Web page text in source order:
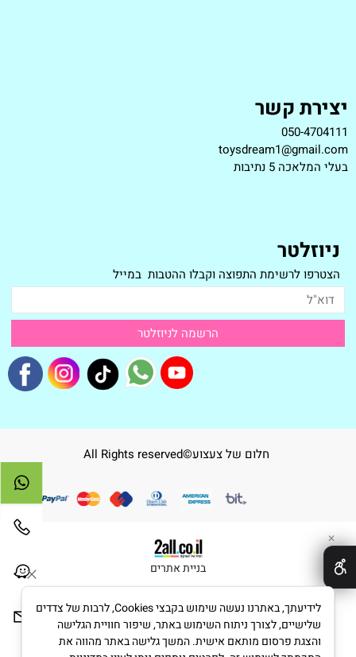
יצירת קשר
050-4704111
toysdream1@gmail.com
בעלי המלאכה 5 נתיבות
ניוזלטר
הצטרפו לרשימת התפוצה וקבלו ההטבות במייל
חלום של צעצוע©All Rights reserved
בניית אתרים
✕
לידיעתך, באתרנו נעשה שימוש בקבצי Cookies, לרבות של צדדים
שלישיים, לצורך ניתוח השימוש באתר, שיפור חוויית הגלישה
והצגת פרסום מותאם אישית. המשך גלישה באתר מהווה את